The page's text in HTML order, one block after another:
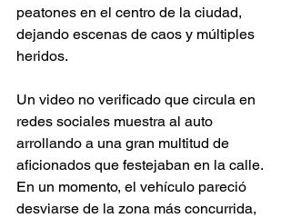
peatones en el centro de la ciudad,
dejando escenas de caos y múltiples
heridos.
Un video no verificado que circula en
redes sociales muestra al auto
arrollando a una gran multitud de
aficionados que festejaban en la calle.
En un momento, el vehículo pareció
desviarse de la zona más concurrida,